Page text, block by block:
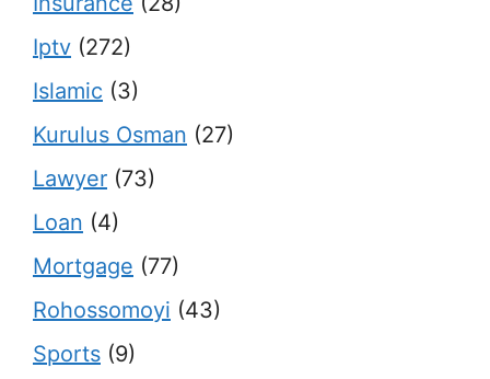
Iptv (272)
Islamic (3)
Kurulus Osman (27)
Lawyer (73)
Loan (4)
Mortgage (77)
Rohossomoyi (43)
Sports (9)